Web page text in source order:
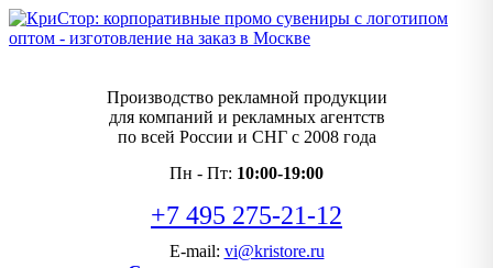
Производство рекламной продукции
для компаний и рекламных агентств
по всей России и СНГ с 2008 года
Пн - Пт: 10:00-19:00
+7 495 275-21-12
E-mail: vi@kristore.ru